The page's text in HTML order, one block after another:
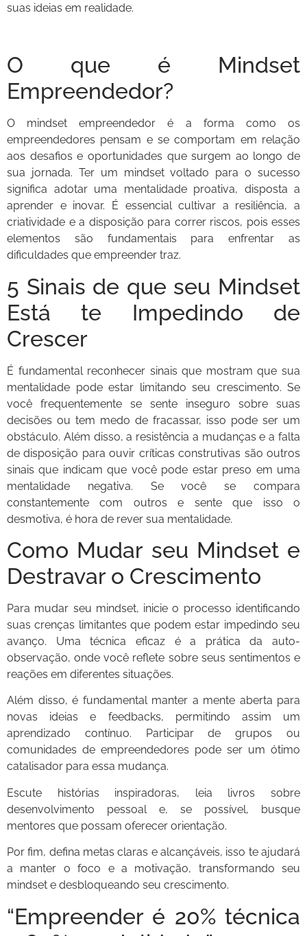
suas ideias em realidade.
O que é Mindset
Empreendedor?
O mindset empreendedor é a forma como os
empreendedores pensam e se comportam em relação
aos desafios e oportunidades que surgem ao longo de
sua jornada. Ter um mindset voltado para o sucesso
significa adotar uma mentalidade proativa, disposta a
aprender e inovar. É essencial cultivar a resiliência, a
criatividade e a disposição para correr riscos, pois esses
elementos são fundamentais para enfrentar as
dificuldades que empreender traz.
5 Sinais de que seu Mindset
Está te Impedindo de
Crescer
É fundamental reconhecer sinais que mostram que sua
mentalidade pode estar limitando seu crescimento. Se
você frequentemente se sente inseguro sobre suas
decisões ou tem medo de fracassar, isso pode ser um
obstáculo. Além disso, a resistência a mudanças e a falta
de disposição para ouvir críticas construtivas são outros
sinais que indicam que você pode estar preso em uma
mentalidade negativa. Se você se compara
constantemente com outros e sente que isso o
desmotiva, é hora de rever sua mentalidade.
Como Mudar seu Mindset e
Destravar o Crescimento
Para mudar seu mindset, inicie o processo identificando
suas crenças limitantes que podem estar impedindo seu
avanço. Uma técnica eficaz é a prática da auto-
observação, onde você reflete sobre seus sentimentos e
reações em diferentes situações.
Além disso, é fundamental manter a mente aberta para
novas ideias e feedbacks, permitindo assim um
aprendizado contínuo. Participar de grupos ou
comunidades de empreendedores pode ser um ótimo
catalisador para essa mudança.
Escute histórias inspiradoras, leia livros sobre
desenvolvimento pessoal e, se possível, busque
mentores que possam oferecer orientação.
Por fim, defina metas claras e alcançáveis, isso te ajudará
a manter o foco e a motivação, transformando seu
mindset e desbloqueando seu crescimento.
“Empreender é 20% técnica